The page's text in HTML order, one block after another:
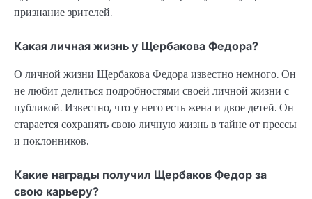
признание зрителей.
Какая личная жизнь у Щербакова Федора?
О личной жизни Щербакова Федора известно немного. Он
не любит делиться подробностями своей личной жизни с
публикой. Известно, что у него есть жена и двое детей. Он
старается сохранять свою личную жизнь в тайне от прессы
и поклонников.
Какие награды получил Щербаков Федор за
свою карьеру?